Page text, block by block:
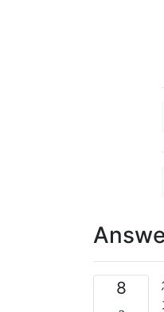
8